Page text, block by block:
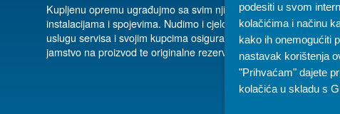
Kupljenu opremu ugrađujmo sa svim njihovim
instalacijama i spojevima. Nudimo i cjelokupnu
uslugu servisa i svojim kupcima osiguravamo
jamstvo na proizvod te originalne rezervne dijelove.
Najam:
podesiti u svom
kolačićima i načinu
kako ih onemogućiti
nastavak korištenja
"Prihvaćam" dajete
kolačića u skladu s